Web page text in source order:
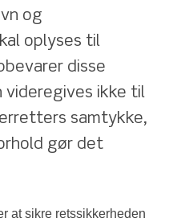
og
oplyses til
disse
ikke til
samtykke,
gør det
at sikre retssikkerheden